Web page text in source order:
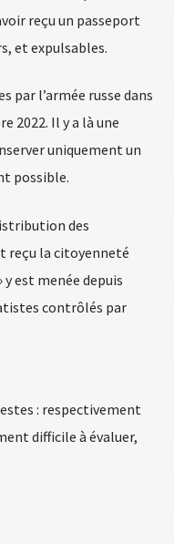
reçu un passeport
et expulsables.
par l’armée russe dans
2022. Il y a là une
uniquement un
possible.
des
reçu la citoyenneté
est menée depuis
contrôlés par
: respectivement
difficile à évaluer,